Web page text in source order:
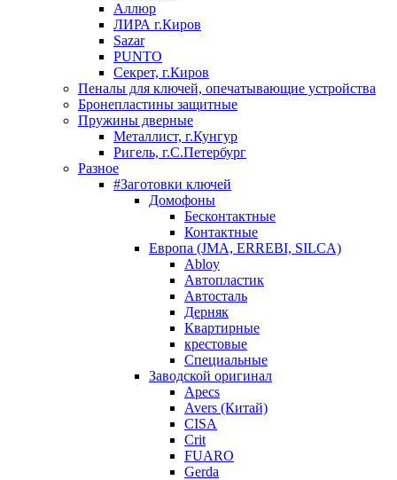
Аллюр
ЛИРА г.Киров
Sazar
PUNTO
Секрет, г.Киров
Пеналы для ключей, опечатывающие устройства
Бронепластины защитные
Пружины дверные
Металлист, г.Кунгур
Ригель, г.С.Петербург
Разное
#Заготовки ключей
Домофоны
Бесконтактные
Контактные
Европа (JMA, ERREBI, SILCA)
Abloy
Автопластик
Автосталь
Дерняк
Квартирные
крестовые
Специальные
Заводской оригинал
Apecs
Avers (Китай)
CISA
Crit
FUARO
Gerda